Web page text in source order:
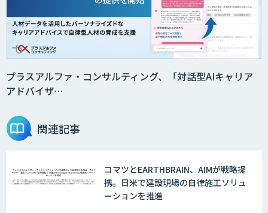
プラスアルファ・コンサルティング、「対話型AIキャリア
アドバイザ…
関連記事
コマツとEARTHBRAIN、AIMが戦略提
携。日米で建設現場の自律施工ソリュ
ーションを推進